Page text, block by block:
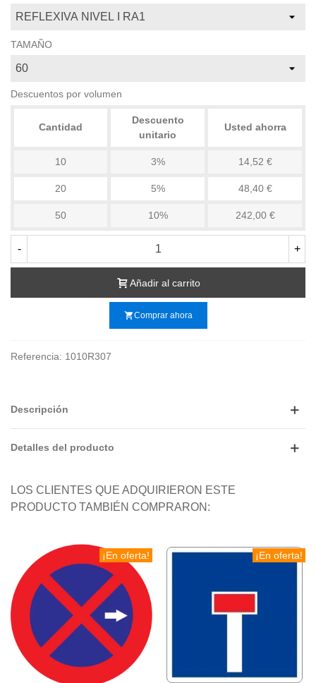
TAMAÑO
Descuentos por volumen
Cantidad
Descuento
unitario
Usted ahorra
10 3% 14,52 €
20 5% 48,40 €
50 10% 242,00 €
- +
Añadir al carrito
shopping_cartComprar ahora
Referencia: 1010R307
Descripción
Detalles del producto
LOS CLIENTES QUE ADQUIRIERON ESTE
PRODUCTO TAMBIÉN COMPRARON:
¡En oferta! ¡En oferta!